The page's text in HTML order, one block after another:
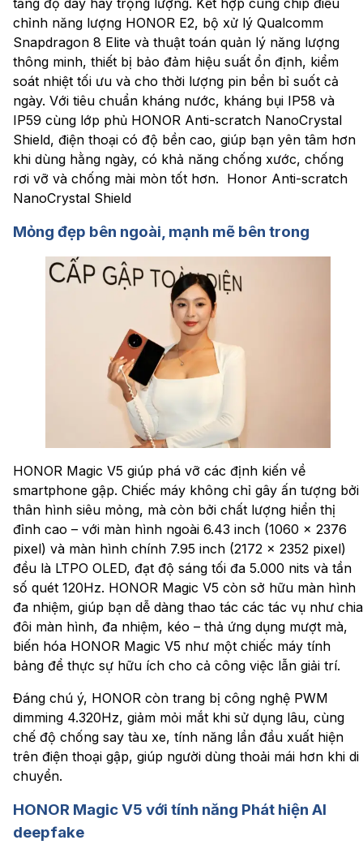
tăng độ dày hay trọng lượng. Kết hợp cùng chip điều
chỉnh năng lượng HONOR E2, bộ xử lý Qualcomm
Snapdragon 8 Elite và thuật toán quản lý năng lượng
thông minh, thiết bị bảo đảm hiệu suất ổn định, kiểm
soát nhiệt tối ưu và cho thời lượng pin bền bỉ suốt cả
ngày. Với tiêu chuẩn kháng nước, kháng bụi IP58 và
IP59 cùng lớp phủ HONOR Anti-scratch NanoCrystal
Shield, điện thoại có độ bền cao, giúp bạn yên tâm hơn
khi dùng hằng ngày, có khả năng chống xước, chống
rơi vỡ và chống mài mòn tốt hơn. Honor Anti-scratch
NanoCrystal Shield
Mỏng đẹp bên ngoài, mạnh mẽ bên trong
HONOR Magic V5 giúp phá vỡ các định kiến về
smartphone gập. Chiếc máy không chỉ gây ấn tượng bởi
thân hình siêu mỏng, mà còn bởi chất lượng hiển thị
đỉnh cao – với màn hình ngoài 6.43 inch (1060 x 2376
pixel) và màn hình chính 7.95 inch (2172 x 2352 pixel)
đều là LTPO OLED, đạt độ sáng tối đa 5.000 nits và tần
số quét 120Hz. HONOR Magic V5 còn sở hữu màn hình
đa nhiệm, giúp bạn dễ dàng thao tác các tác vụ như chia
đôi màn hình, đa nhiệm, kéo – thả ứng dụng mượt mà,
biến hóa HONOR Magic V5 như một chiếc máy tính
bảng để thực sự hữu ích cho cả công việc lẫn giải trí.
Đáng chú ý, HONOR còn trang bị công nghệ PWM
dimming 4.320Hz, giảm mỏi mắt khi sử dụng lâu, cùng
chế độ chống say tàu xe, tính năng lần đầu xuất hiện
trên điện thoại gập, giúp người dùng thoải mái hơn khi di
chuyển.
HONOR Magic V5 với tính năng Phát hiện AI
deepfake